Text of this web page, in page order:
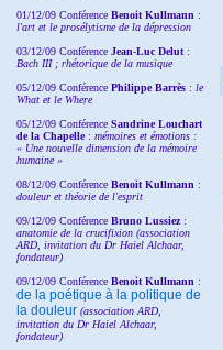
01/12/09 Conférence Benoit Kullmann :
l'art et le prosélytisme de la dépression
03/12/09 Conférence Jean-Luc Delut :
Bach III ; rhétorique de la musique
05/12/09 Conférence Philippe Barrès : le
What et le Where
05/12/09 Conférence SandrineLouchart
de la Chapelle: mémoires et émotions :
« Une nouvelle dimension de la mémoire
humaine »
08/12/09 Conférence Benoit Kullmann :
douleur et théorie de l'esprit
09/12/09 Conférence Bruno Lussiez :
anatomie de la crucifixion (association
ARD, invitation du Dr Haiel Alchaar,
fondateur)
09/12/09 Conférence Benoit Kullmann :
de la poétique à la politique de
la douleur (association ARD,
invitation du Dr Haiel Alchaar,
fondateur)